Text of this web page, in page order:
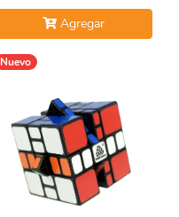
Agregar
Nuevo